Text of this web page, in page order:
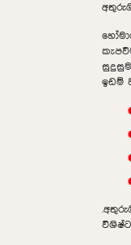
ඉඩම්
.